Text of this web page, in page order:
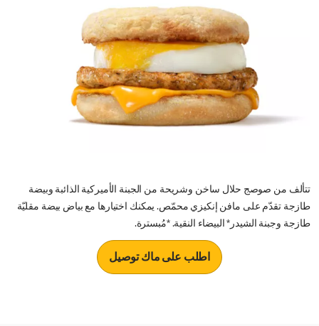
تتألف من صوصج حلال ساخن وشريحة من الجبنة الأميركية الذائبة وبيضة
طازجة تقدّم على مافن إنكيزي محمّص. يمكنك اختيارها مع بياض بيضة مقليّة
طازجة وجبنة الشيدر* البيضاء النقية. *مُبسترة.
اطلب على ماك توصيل